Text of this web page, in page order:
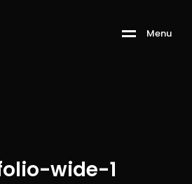
Menu
wide-1